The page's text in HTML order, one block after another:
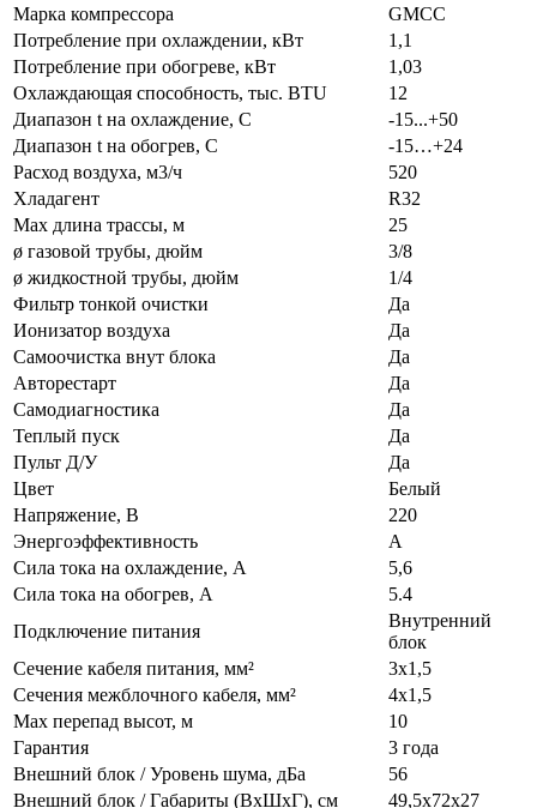
Марка компрессора
GMCC
Потребление при охлаждении, кВт
1,1
Потребление при обогреве, кВт
1,03
Охлаждающая способность, тыс. BTU
12
Диапазон t на охлаждение, С
-15...+50
Диапазон t на обогрев, С
-15…+24
Расход воздуха, м3/ч
520
Хладагент
R32
Max длина трассы, м
25
ø газовой трубы, дюйм
3/8
ø жидкостной трубы, дюйм
1/4
Фильтр тонкой очистки
Да
Ионизатор воздуха
Да
Самоочистка внут блока
Да
Авторестарт
Да
Самодиагностика
Да
Теплый пуск
Да
Пульт Д/У
Да
Цвет
Белый
Напряжение, В
220
Энергоэффективность
A
Сила тока на охлаждение, А
5,6
Сила тока на обогрев, А
5.4
Подключение питания
Внутренний
блок
Сечение кабеля питания, мм²
3х1,5
Сечения межблочного кабеля, мм²
4х1,5
Max перепад высот, м
10
Гарантия
3 года
Внешний блок / Уровень шума, дБа
56
Внешний блок / Габариты (ВхШхГ), см
49,5x72x27